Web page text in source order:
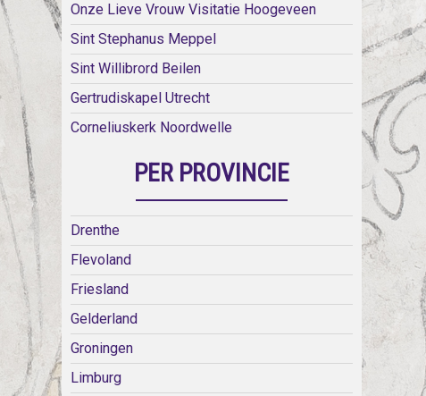
Onze Lieve Vrouw Visitatie Hoogeveen
Sint Stephanus Meppel
Sint Willibrord Beilen
Gertrudiskapel Utrecht
Corneliuskerk Noordwelle
PER PROVINCIE
Drenthe
Flevoland
Friesland
Gelderland
Groningen
Limburg